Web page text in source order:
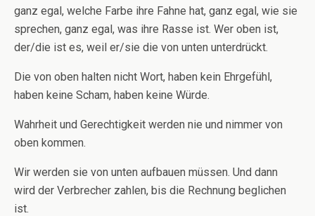
ganz egal, welche Farbe ihre Fahne hat, ganz egal, wie sie
sprechen, ganz egal, was ihre Rasse ist. Wer oben ist,
der/die ist es, weil er/sie die von unten unterdrückt.
Die von oben halten nicht Wort, haben kein Ehrgefühl,
haben keine Scham, haben keine Würde.
Wahrheit und Gerechtigkeit werden nie und nimmer von
oben kommen.
Wir werden sie von unten aufbauen müssen. Und dann
wird der Verbrecher zahlen, bis die Rechnung beglichen
ist.